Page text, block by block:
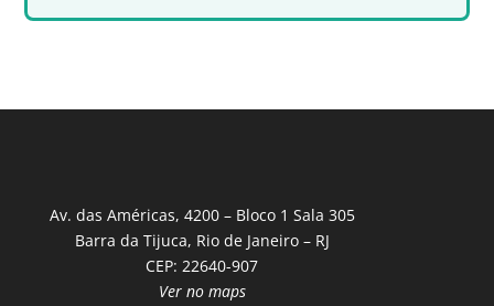
Av. das Américas, 4200 – Bloco 1 Sala 305
Barra da Tijuca, Rio de Janeiro – RJ
CEP: 22640-907
Ver no maps